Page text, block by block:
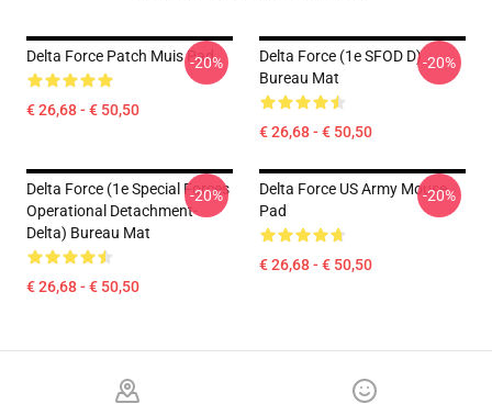
Delta Force Patch Muis Pad
€ 26,68 - € 50,50
-20%
Delta Force (1e SFOD D)
Bureau Mat
€ 26,68 - € 50,50
-20%
Delta Force (1e Special Forces
Operational Detachment-
Delta) Bureau Mat
€ 26,68 - € 50,50
-20%
Delta Force US Army Mouse
Pad
€ 26,68 - € 50,50
-20%